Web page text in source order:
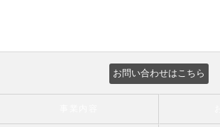
お問い合わせはこちら